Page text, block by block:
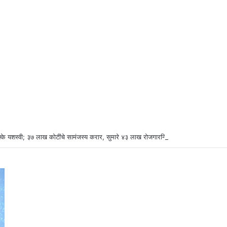
यशस्वी; ३७ लाख कोटींचे सामंजस्य करार, सुमारे ४३ लाख रोजगारनिर्मिती – उद्योगमंत्री डॉ.